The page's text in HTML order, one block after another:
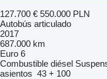
127.700 € 550.000 PLN
Autobús articulado
2017
687.000 km
Euro 6
Combustible diésel
asientos 43 + 100